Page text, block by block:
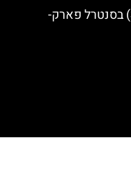
שדות התות (Strawberry Fields) בסנטרל פארק-